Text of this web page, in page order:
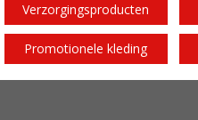
Verzorgingsproducten
Promotionele kleding